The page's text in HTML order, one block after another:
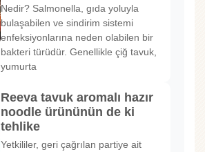
Nedir? Salmonella, gıda yoluyla
bulaşabilen ve sindirim sistemi
enfeksiyonlarına neden olabilen bir
bakteri türüdür. Genellikle çiğ tavuk,
yumurta
Reeva tavuk aromalı hazır
noodle ürününün de ki
tehlike
Yetkililer, geri çağrılan partiye ait